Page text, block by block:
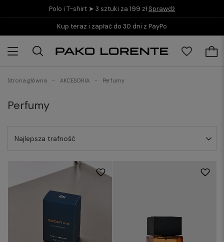
Polo i T-shirt ➤ 3 sztuki za 199 zł Sprawdź
Kup teraz i zapłać do 30 dni z PayPo
Strona główna AKCESORIA Perfumy
Perfumy
Najlepsza trafność